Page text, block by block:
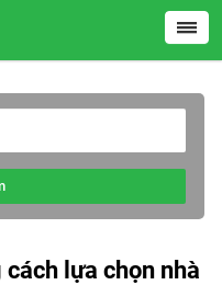
lựa chọn nhà